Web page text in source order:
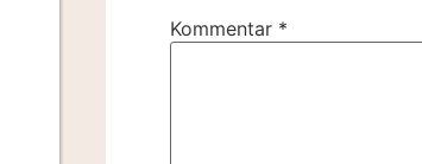
Kommentar *